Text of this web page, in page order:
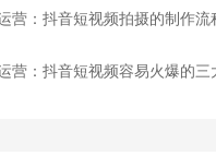
营：抖音短视频拍摄的制作流
营：抖音短视频容易火爆的三